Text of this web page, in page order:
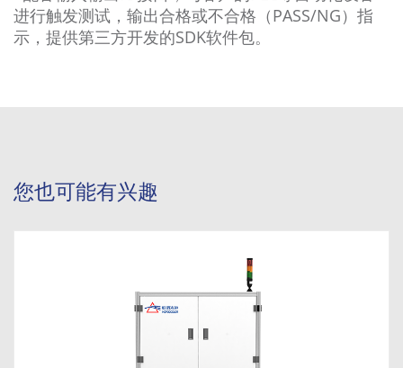
进行触发测试，输出合格或不合格（PASS/NG）指
示，提供第三方开发的SDK软件包。
您也可能有兴趣